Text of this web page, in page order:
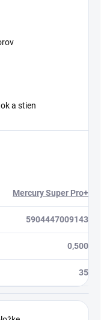
a stien
Mercury Super Pro+
5904447009143
0,500
35